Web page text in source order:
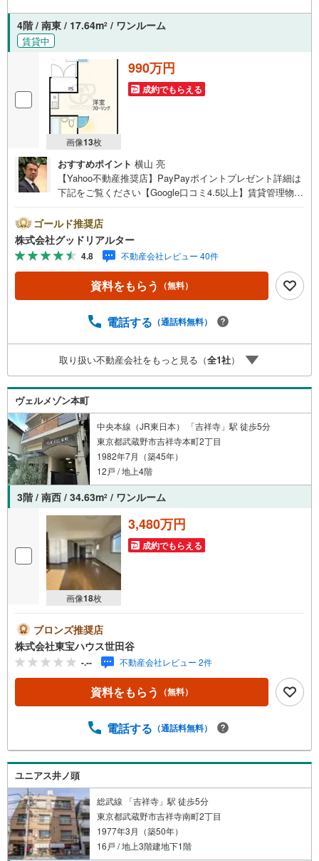
4階 / 南東 / 17.64m2 / ワンルーム
賃貸中
画像13枚
990万円
成約でもらえる
おすすめポイント 横山 亮
【Yahoo不動産推奨店】PayPayポイントプレゼント詳細は
下記をご覧ください【Google口コミ4.5以上】賃貸管理物件
介です。投資用マンションを購入する際、最大のリスクは
空室リスクです。利回りがいくら高かろうとも、空室が続
いてしまえば、絵に描いた餅になってしまいます。弊社で
ご紹介するマンションは、人気エリアのお薦め物件はもち
ろんのこと、エリアのニーズに合った人気のお部屋等、賃
貸営業経験スタッフの培ってきた知識と経験を基に物件を
ての対策はお任せください。掲載されている物件は、弊社
い合わせください。※記載賃料等の収入や利回りは、将来に
わたり、得られることを保証するものではありません。※賃
料等については、賃貸中のものについては現在の賃料等
で、空室または所有者居住中等のものについては、周辺の
賃料相場に基づき、満室時を想定して表示しています。
ゴールド推奨店
株式会社グッドリアルター
4.8 不動産会社レビュー 40件
資料をもらう （無料）
電話する （通話料無料）
取り扱い不動産会社をもっと見る（全1社）
ヴェルメゾン本町
中央本線（JR東日本） 「吉祥寺」駅 徒歩5分
東京都武蔵野市吉祥寺本町2丁目
1982年7月（築45年）
12戸 / 地上4階
3階 / 南西 / 34.63m2 / ワンルーム
画像18枚
3,480万円
成約でもらえる
ブロンズ推奨店
株式会社東宝ハウス世田谷
-.-- 不動産会社レビュー 2件
資料をもらう （無料）
電話する （通話料無料）
ユニアス井ノ頭
総武線 「吉祥寺」駅 徒歩5分
東京都武蔵野市吉祥寺南町2丁目
1977年3月（築50年）
16戸 / 地上3階建地下1階